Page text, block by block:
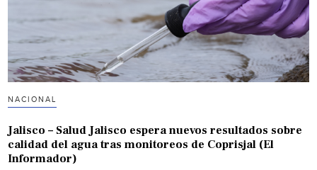
NACIONAL
Jalisco – Salud Jalisco espera nuevos resultados sobre
calidad del agua tras monitoreos de Coprisjal (El
Informador)